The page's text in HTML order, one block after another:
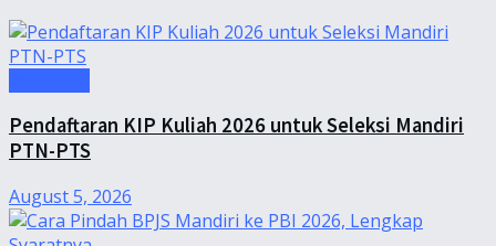
Pendaftaran KIP Kuliah 2026 untuk Seleksi Mandiri
PTN-PTS
August 5, 2026